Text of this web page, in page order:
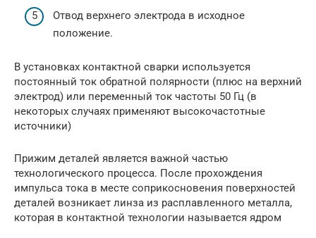
Отвод верхнего электрода в исходное
положение.
В установках контактной сварки используется
постоянный ток обратной полярности (плюс на верхний
электрод) или переменный ток частоты 50 Гц (в
некоторых случаях применяют высокочастотные
источники)
Прижим деталей является важной частью
технологического процесса. После прохождения
импульса тока в месте соприкосновения поверхностей
деталей возникает линза из расплавленного металла,
которая в контактной технологии называется ядром